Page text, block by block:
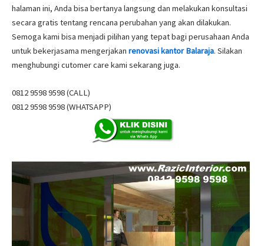
halaman ini, Anda bisa bertanya langsung dan melakukan konsultasi
secara gratis tentang rencana perubahan yang akan dilakukan.
Semoga kami bisa menjadi pilihan yang tepat bagi perusahaan Anda
untuk bekerjasama mengerjakan renovasi kantor Balaraja. Silakan
menghubungi cutomer care kami sekarang juga.
0812 9598 9598 (CALL)
0812 9598 9598 (WHATSAPP)